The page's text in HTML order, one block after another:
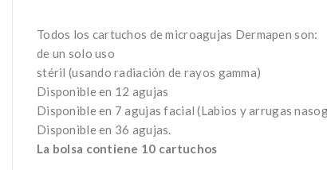
Todos los cartuchos de microagujas Dermapen son:
de un solo uso
stéril (usando radiación de rayos gamma)
Disponible en 12 agujas
Disponible en 7 agujas facial (Labios y arrugas
Disponible en 36 agujas.
La bolsa contiene 10 cartuchos